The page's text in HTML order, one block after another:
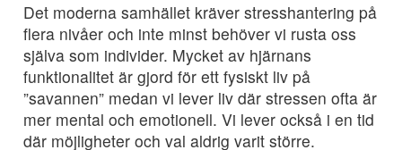
Det moderna samhället kräver stresshantering på
flera nivåer och inte minst behöver vi rusta oss
själva som individer. Mycket av hjärnans
funktionalitet är gjord för ett fysiskt liv på
”savannen” medan vi lever liv där stressen ofta är
mer mental och emotionell. Vi lever också i en tid
där möjligheter och val aldrig varit större.